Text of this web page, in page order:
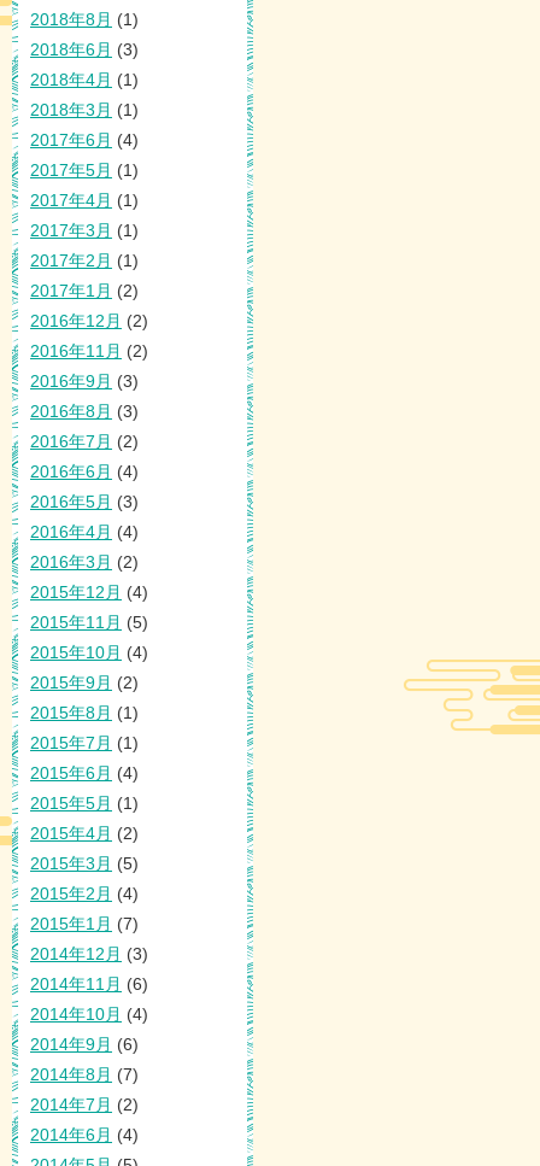
2018年8月 (1)
2018年6月 (3)
2018年4月 (1)
2018年3月 (1)
2017年6月 (4)
2017年5月 (1)
2017年4月 (1)
2017年3月 (1)
2017年2月 (1)
2017年1月 (2)
2016年12月 (2)
2016年11月 (2)
2016年9月 (3)
2016年8月 (3)
2016年7月 (2)
2016年6月 (4)
2016年5月 (3)
2016年4月 (4)
2016年3月 (2)
2015年12月 (4)
2015年11月 (5)
2015年10月 (4)
2015年9月 (2)
2015年8月 (1)
2015年7月 (1)
2015年6月 (4)
2015年5月 (1)
2015年4月 (2)
2015年3月 (5)
2015年2月 (4)
2015年1月 (7)
2014年12月 (3)
2014年11月 (6)
2014年10月 (4)
2014年9月 (6)
2014年8月 (7)
2014年7月 (2)
2014年6月 (4)